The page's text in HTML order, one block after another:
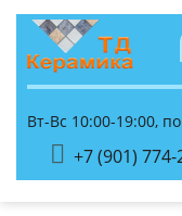
Вт-Вс 10:00-19:00,
+7 (901) 774-